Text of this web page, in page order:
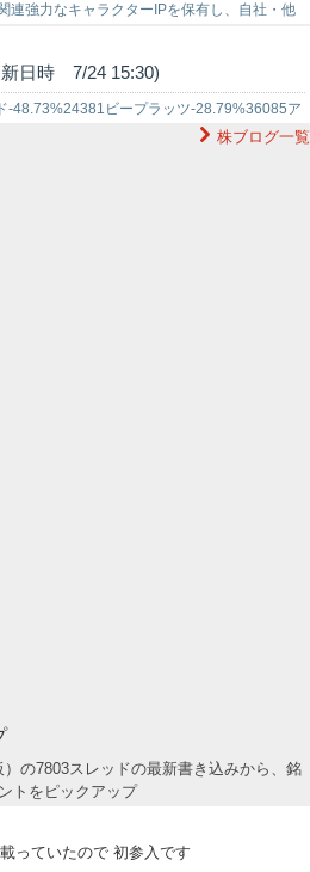
連強力なキャラクターIPを保有し、自社・他
開発、VTuber配信などを通じ…
日時 7/24 15:30)
-48.73%24381ビープラッツ-28.79%36085ア
株ブログ一覧
の7803スレッドの最新書き込みから、銘
トをピックアップ
っていたので 初参入です